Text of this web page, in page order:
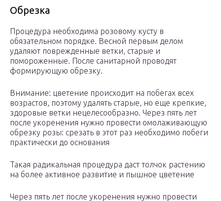
Обрезка
Процедура необходима розовому кусту в
обязательном порядке. Весной первым делом
удаляют поврежденные ветки, старые и
помороженные. После санитарной проводят
формирующую обрезку.
Внимание: цветение происходит на побегах всех
возрастов, поэтому удалять старые, но еще крепкие,
здоровые ветки нецелесообразно. Через пять лет
после укоренения нужно провести омолаживающую
обрезку розы: срезать в этот раз необходимо побеги
практически до основания
Такая радикальная процедура даст толчок растению
на более активное развитие и пышное цветение
Через пять лет после укоренения нужно провести